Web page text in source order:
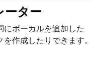
ーター
にボーカルを追加した
作成したりできます。